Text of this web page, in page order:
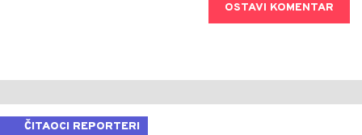
OSTAVI KOMENTAR
ČITAOCI REPORTERI